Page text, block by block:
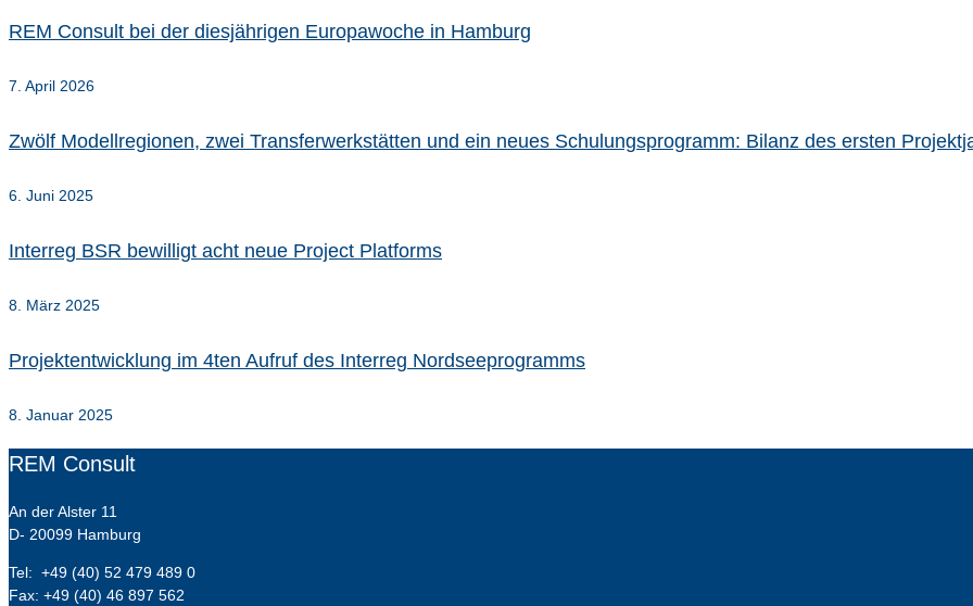
REM Consult bei der diesjährigen Europawoche in Hamburg
7. April 2026
Zwölf Modellregionen, zwei Transferwerkstätten und ein neues Schulungsprogramm: Bilanz des ersten
6. Juni 2025
Interreg BSR bewilligt acht neue Project Platforms
8. März 2025
Projektentwicklung im 4ten Aufruf des Interreg Nordseeprogramms
8. Januar 2025
REM Consult
An der Alster 11
D- 20099 Hamburg
Tel: +49 (40) 52 479 489 0
Fax: +49 (40) 46 897 562